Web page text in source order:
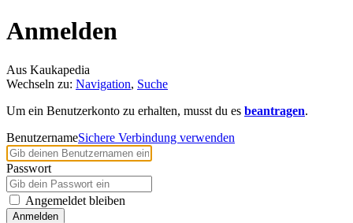
Anmelden
Aus Kaukapedia
Wechseln zu: Navigation, Suche
Um ein Benutzerkonto zu erhalten, musst du es beantragen.
BenutzernameSichere Verbindung verwenden
Passwort
Angemeldet bleiben
Anmelden